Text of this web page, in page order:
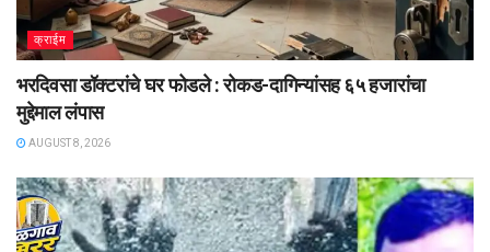
क्राईम
भरदिवसा डॉक्टरांचे घर फोडले : रोकड-दागिन्यांसह ६५ हजारांचा
मुद्देमाल लंपास
AUGUST 8, 2026